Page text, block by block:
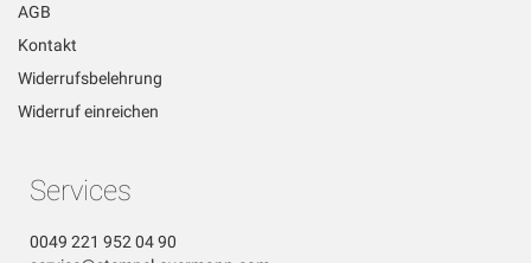
AGB
Kontakt
Widerrufsbelehrung
Widerruf einreichen
Services
0049 221 952 04 90